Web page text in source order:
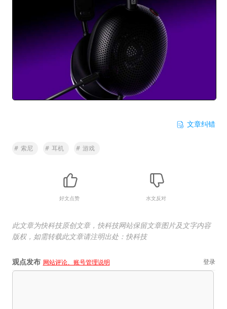
文章纠错
# 索尼 # 耳机 # 游戏
好文点赞 水文反对
此文章为快科技原创文章，快科技网站保留文章图片及文字内容
版权，如需转载此文章请注明出处：快科技
观点发布 网站评论、账号管理说明 登录